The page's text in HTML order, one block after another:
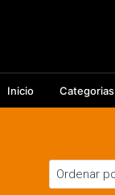
Inicio Categorias